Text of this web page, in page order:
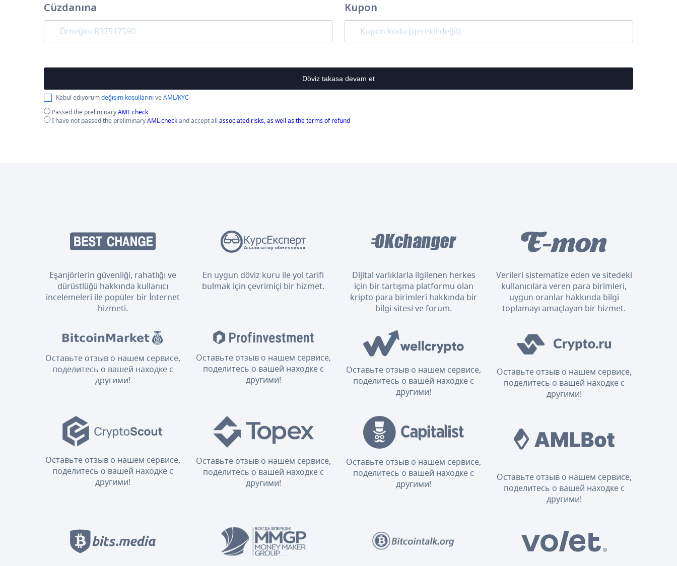
Cüzdanına Kupon
Döviz takasa devam et
Kabul ediyorumdeğişim koşullarınıveAML/KYC
Passed the preliminaryAML check
I have not passed the preliminaryAML checkand accept all associated risks, as well as the terms of refund
Eşanjörlerin güvenliği, rahatlığı ve
dürüstlüğü hakkında kullanıcı
incelemeleri ile popüler bir İnternet
hizmeti.
En uygun döviz kuru ile yol tarifi
bulmak için çevrimiçi bir hizmet.
Dijital varlıklarla ilgilenen herkes
için bir tartışma platformu olan
kripto para birimleri hakkında bir
bilgi sitesi ve forum.
Verileri sistematize eden ve sitedeki
kullanıcılara veren para birimleri,
uygun oranlar hakkında bilgi
toplamayı amaçlayan bir hizmet.
Оставьте отзыв о нашем сервисе,
поделитесь о вашей находке с
другими!
Оставьте отзыв о нашем сервисе,
поделитесь о вашей находке с
другими!
Оставьте отзыв о нашем сервисе,
поделитесь о вашей находке с
другими!
Оставьте отзыв о нашем сервисе,
поделитесь о вашей находке с
другими!
Оставьте отзыв о нашем сервисе,
поделитесь о вашей находке с
другими!
Оставьте отзыв о нашем сервисе,
поделитесь о вашей находке с
другими!
Оставьте отзыв о нашем сервисе,
поделитесь о вашей находке с
другими!
Оставьте отзыв о нашем сервисе,
поделитесь о вашей находке с
другими!